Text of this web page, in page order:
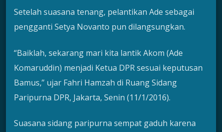
Setelah suasana tenang, pelantikan Ade sebagai
pengganti Setya Novanto pun dilangsungkan.
“Baiklah, sekarang mari kita lantik Akom (Ade
Komaruddin) menjadi Ketua DPR sesuai keputusan
Bamus,” ujar Fahri Hamzah di Ruang Sidang
Paripurna DPR, Jakarta, Senin (11/1/2016).
Suasana sidang paripurna sempat gaduh karena